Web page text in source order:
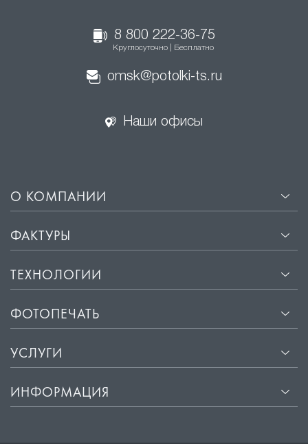
8 800 222-36-75
Круглосуточно | Бесплатно
omsk@potolki-ts.ru
Наши офисы
О КОМПАНИИ
ФАКТУРЫ
ТЕХНОЛОГИИ
ФОТОПЕЧАТЬ
УСЛУГИ
ИНФОРМАЦИЯ